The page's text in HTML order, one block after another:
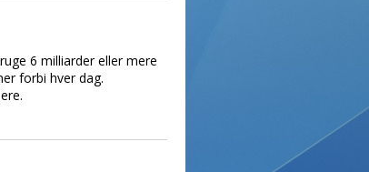
6 milliarder eller mere
forbi hver dag.